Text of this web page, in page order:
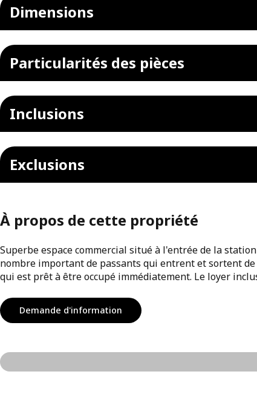
Dimensions
Particularités des pièces
Inclusions
Exclusions
À propos de cette propriété
Superbe espace commercial situé à l'entrée de la
nombre important de passants qui entrent et sortent
qui est prêt à être occupé immédiatement. Le loyer
Demande d'information